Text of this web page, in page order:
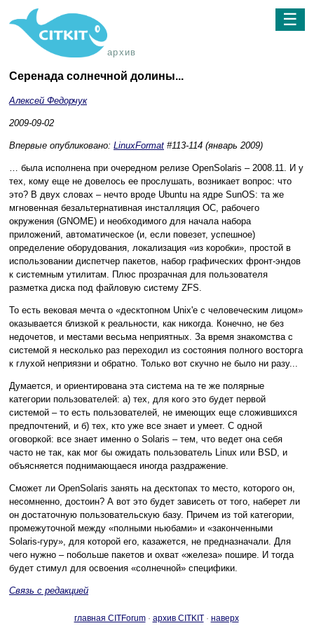
архив
☰
Серенада солнечной долины...
Алексей Федорчук
2009-09-02
Впервые опубликовано: LinuxFormat #113-114 (январь 2009)
… была исполнена при очередном релизе OpenSolaris – 2008.11. И у
тех, кому еще не довелось ее прослушать, возникает вопрос: что
это? В двух словах – нечто вроде Ubuntu на ядре SunOS: та же
мгновенная безальтернативная инсталляция ОС, рабочего
окружения (GNOME) и необходимого для начала набора
приложений, автоматическое (и, если повезет, успешное)
определение оборудования, локализация «из коробки», простой в
использовании диспетчер пакетов, набор графических фронт-эндов
к системным утилитам. Плюс прозрачная для пользователя
разметка диска под файловую систему ZFS.
То есть вековая мечта о «десктопном Unix'е с человеческим лицом»
оказывается близкой к реальности, как никогда. Конечно, не без
недочетов, и местами весьма неприятных. За время знакомства с
системой я несколько раз переходил из состояния полного восторга
к глухой неприязни и обратно. Только вот скучно не было ни разу...
Думается, и ориентирована эта система на те же полярные
категории пользователей: а) тех, для кого это будет первой
системой – то есть пользователей, не имеющих еще сложившихся
предпочтений, и б) тех, кто уже все знает и умеет. С одной
оговоркой: все знает именно о Solaris – тем, что ведет она себя
часто не так, как мог бы ожидать пользователь Linux или BSD, и
объясняется поднимающаеся иногда раздражение.
Сможет ли OpenSolaris занять на десктопах то место, которого он,
несомненно, достоин? А вот это будет зависеть от того, наберет ли
он достаточную пользовательскую базу. Причем из той категории,
промежуточной между «полными ньюбами» и «законченными
Solaris-гуру», для которой его, казажется, не предназначали. Для
чего нужно – побольше пакетов и охват «железа» пошире. И тогда
будет стимул для освоения «солнечной» специфики.
Связь с редакцией
главная CITForum· архив CITKIT· наверх